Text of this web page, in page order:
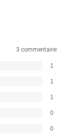
3
1
1
1
0
0